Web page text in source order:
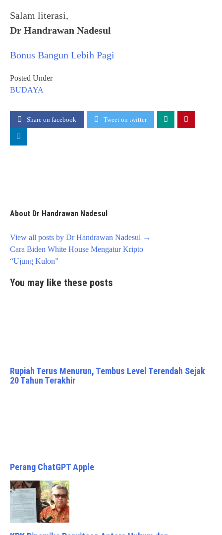
Salam literasi,
Dr Handrawan Nadesul
Bonus Bangun Lebih Pagi
Posted Under
BUDAYA
Share on facebook Tweet on twitter
About Dr Handrawan Nadesul
View all posts by Dr Handrawan Nadesul →
Post
navigation
Cara Biden White House Mengatur Kripto
“Ujung Kulon”
You may like these posts
Rupiah Terus Menurun, Tembus Level Terendah Sejak
20 Tahun Terakhir
Perang ChatGPT Apple